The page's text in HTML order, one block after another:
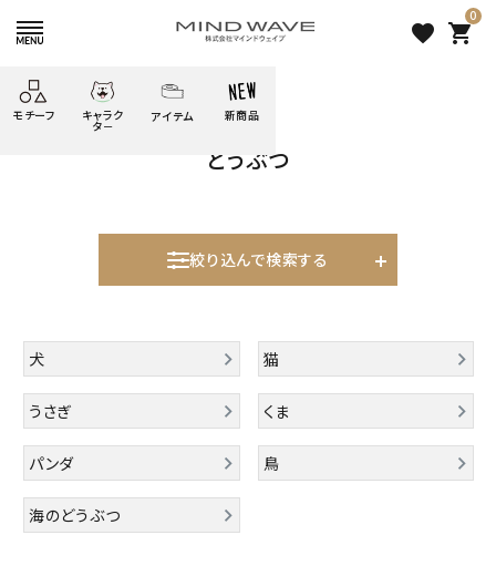
favorite
0
shopping_cart
モチーフ キャラク
タ－
うさぎの
ムーちゃん
ゆるあにまる
ウサコレフレンズ
その他
アイテム
雑貨
新商品
新着商品
人気商品から探す
モチーフから探す
HOME すべての商品 どうぶつ
どうぶつ
絞り込んで検索する
犬 猫
うさぎ くま
パンダ 鳥
海のどうぶつ